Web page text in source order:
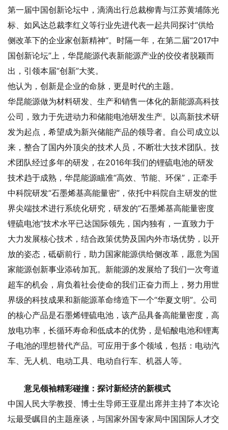
第一届中国创新论坛中，滴滴出行总裁柳青与江苏黄埔陈光
标、如风达总裁李红义等行业先进代表一起共同探讨“供给
侧改革下的企业家创新精神“。时隔一年，在第二届“2017中
国创新论坛”上，华昆能源代表新能源产业的佼佼者脱颖而
出，引领本届“创新”大奖。
他认为，创新是企业的命脉，更是时代的主题。
华昆能源做为材料研发、生产和销售一体化的新能源高科技
公司，致力于先进动力和储能电池研发生产。以高新技术研
发为起点，希望成为新兴储能产品的领导者。自公司成立以
来，整合了国内外顶尖的技术人员，不断壮大技术团队。技
术团队经过多年的研发，在2016年我们的锂硫电池的研发
技术趋于成熟，华昆能源瞄准“高效、节能、环保”，正牵手
中科院研发“石墨烯基高能量密”，依托中科院自主研发的世
界尖端技术进行系统化研究，研发的“石墨烯基高能量密度
锂硫电池”技术水平已达国际领先，国内独有，一直致力于
大力发展核心技术，结合政策优势及国内外市场优势，以开
放的姿态，砥砺前行，助力国家能源供给侧改革，愿意为国
家能源创新事业添砖加瓦。新能源的发展给了我们一次弯道
超车的机会，肩负着社会使命的我们正奋力而上，努力用世
界级的科技成果和新能源革命缔造下一个“华夏文明”。公司
的核心产品是石墨烯锂硫电池，该产品具备高能量密度，高
放电功率，长循环寿命和低成本的优势，是铅酸电池和锂离
子电池的理想替代产品。可应用于多个领域，包括：电动汽
车、无人机、电动工具、电动自行车、机器人等。
意见领袖精彩碰撞：探讨新经济的新模式
中国人民大学教授、博士生导师王亚星出席并主持了本次论
坛最受瞩目的主题座谈，与国家外国专家局中国国际人才交